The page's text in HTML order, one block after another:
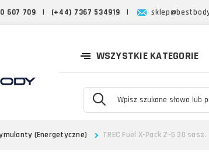
607 709 | (+44) 7367 534919 |
WSZYSTKIE KATEGORIE
(Energetyczne) TREC Fuel X-Pack Z-5 30 sasz.